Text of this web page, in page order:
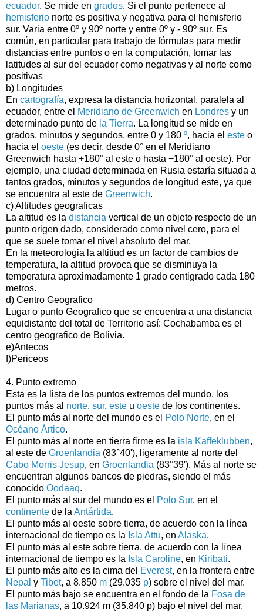
ecuador. Se mide en grados. Si el punto pertenece al
hemisferio norte es positiva y negativa para el hemisferio
sur. Varia entre 0º y 90º norte y entre 0º y - 90º sur. Es
común, en particular para trabajo de fórmulas para medir
distancias entre puntos o en la computación, tomar las
latitudes al sur del ecuador como negativas y al norte como
positivas
b) Longitudes
En cartografía, expresa la distancia horizontal, paralela al
ecuador, entre el Meridiano de Greenwich en Londres y un
determinado punto de la Tierra. La longitud se mide en
grados, minutos y segundos, entre 0 y 180 º, hacia el este o
hacia el oeste (es decir, desde 0° en el Meridiano
Greenwich hasta +180° al este o hasta −180° al oeste). Por
ejemplo, una ciudad determinada en Rusia estaría situada a
tantos grados, minutos y segundos de longitud este, ya que
se encuentra al este de Greenwich.
c) Altitudes geograficas
La altitud es la distancia vertical de un objeto respecto de un
punto origen dado, considerado como nivel cero, para el
que se suele tomar el nivel absoluto del mar.
En la meteorologia la altitiud es un factor de cambios de
temperatura, la altitud provoca que se disminuya la
temperatura aproximadamente 1 grado centigrado cada 180
metros.
d) Centro Geografico
Lugar o punto Geografico que se encuentra a una distancia
equidistante del total de Territorio así: Cochabamba es el
centro geografico de Bolivia.
e)Antecos
f)Periceos
4. Punto extremo
Esta es la lista de los puntos extremos del mundo, los
puntos más al norte, sur, este u oeste de los continentes.
El punto más al norte del mundo es el Polo Norte, en el
Océano Ártico.
El punto más al norte en tierra firme es la isla Kaffeklubben,
al este de Groenlandia (83°40'), ligeramente al norte del
Cabo Morris Jesup, en Groenlandia (83°39'). Más al norte se
encuentran algunos bancos de piedras, siendo el más
conocido Oodaaq.
El punto más al sur del mundo es el Polo Sur, en el
continente de la Antártida.
El punto más al oeste sobre tierra, de acuerdo con la línea
internacional de tiempo es la Isla Attu, en Alaska.
El punto más al este sobre tierra, de acuerdo con la línea
internacional de tiempo es la Isla Caroline, en Kiribati.
El punto más alto es la cima del Everest, en la frontera entre
Nepal y Tibet, a 8.850 m (29.035 p) sobre el nivel del mar.
El punto más bajo se encuentra en el fondo de la Fosa de
las Marianas, a 10.924 m (35.840 p) bajo el nivel del mar.